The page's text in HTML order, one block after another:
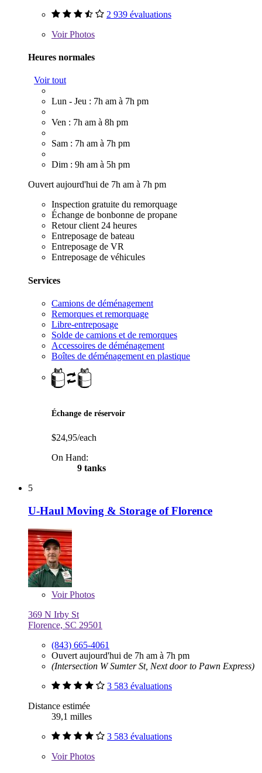
2 939 évaluations
VoirPhotos
Heures normales
Voir tout
Lun - Jeu : 7h am à 7h pm
Ven : 7h am à 8h pm
Sam : 7h am à 7h pm
Dim : 9h am à 5h pm
Ouvert aujourd'hui de 7h am à 7h pm
Inspection gratuite du remorquage
Échange de bonbonne de propane
Retour client 24 heures
Entreposage de bateau
Entreposage de VR
Entreposage de véhicules
Services
Camions de déménagement
Remorques et remorquage
Libre-entreposage
Solde de camions et de remorques
Accessoires de déménagement
Boîtes de déménagement en plastique
Échange de réservoir
$24,95/each
On Hand:
9 tanks
5
U-Haul Moving & Storage of Florence
VoirPhotos
369 N Irby St
Florence, SC 29501
(843) 665-4061
Ouvert aujourd'hui de 7h am à 7h pm
(Intersection W Sumter St, Next door to Pawn Express)
3 583 évaluations
Distance estimée
39,1 milles
3 583 évaluations
VoirPhotos